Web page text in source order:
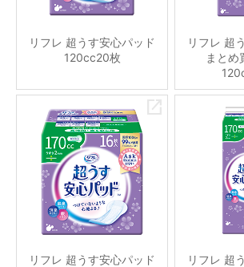
リフレ 超うす安心パッド
120cc20枚
リフレ 超
まとめ
リフレ 超うす安心パッド
リフレ 超